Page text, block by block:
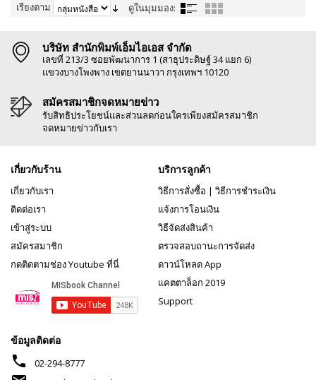
เรียงตาม ดูในมุมมอง:
บริษัท สำนักพิมพ์เอ็มไอเอส จำกัด
เลขที่ 213/3 ซอยพัฒนาการ 1 (สาธุประดิษฐ์ 34 แยก 6)
แขวงบางโพงพาง เขตยานนาวา กรุงเทพฯ 10120
สมัครสมาชิกจดหมายข่าว
รับสิทธิประโยชน์และส่วนลดก่อนใครเพียงสมัครสมาชิก
จดหมายข่าวกับเรา
เกี่ยวกับร้าน
เกี่ยวกับเรา
ติดต่อเรา
เข้าสู่ระบบ
สมัครสมาชิก
กดติดตามช่อง Youtube ที่นี่
บริการลูกค้า
วิธีการสั่งซื้อ | วิธีการชำระเงิน
แจ้งการโอนเงิน
วิธีจัดส่งสินค้า
ตรวจสอบถานะการจัดส่ง
ดาวน์โหลด App
แคตตาล็อก 2019
Support
ข้อมูลติดต่อ
phone 02-294-8777